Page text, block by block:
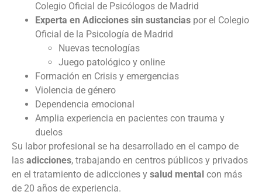
Colegio Oficial de Psicólogos de Madrid
Experta en Adicciones sin sustancias por el Colegio
Oficial de la Psicología de Madrid
Nuevas tecnologías
Juego patológico y online
Formación en Crisis y emergencias
Violencia de género
Dependencia emocional
Amplia experiencia en pacientes con trauma y
duelos
Su labor profesional se ha desarrollado en el campo de
las adicciones, trabajando en centros públicos y privados
en el tratamiento de adicciones y salud mental con más
de 20 años de experiencia.